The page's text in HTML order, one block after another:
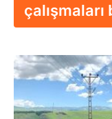
çalışmaları
13.06.2026